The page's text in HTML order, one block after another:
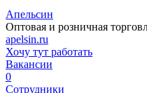
Апельсин
Оптовая и розничная
apelsin.ru
Хочу тут работать
Вакансии
0
Сотрудники